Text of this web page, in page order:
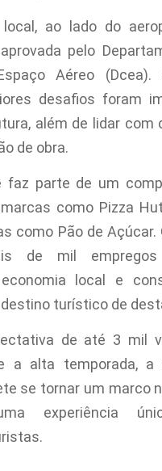
ao lado do
pelo
Aéreo (Dcea).
desafios foram
além de lidar com
de obra.
faz parte de um
como Pizza Hut
como Pão de Açúcar.
de mil empregos
local e
turístico de
de até 3 mil
a alta temporada, a
se tornar um marco
experiência